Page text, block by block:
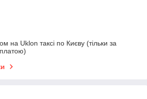
на Uklon таксі по Києву (тільки за